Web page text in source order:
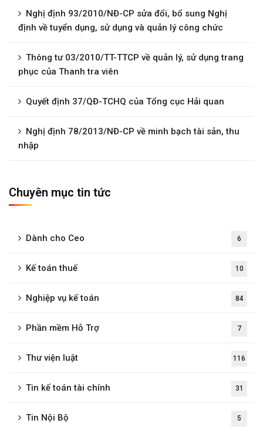
Nghị định 93/2010/NĐ-CP sửa đổi, bổ sung Nghị
định về tuyển dụng, sử dụng và quản lý công chức
Thông tư 03/2010/TT-TTCP về quản lý, sử dụng trang
phục của Thanh tra viên
Quyết định 37/QĐ-TCHQ của Tổng cục Hải quan
Nghị định 78/2013/NĐ-CP về minh bạch tài sản, thu
nhập
Chuyên mục tin tức
Dành cho Ceo 6
Kế toán thuế 10
Nghiệp vụ kế toán 84
Phần mềm Hỗ Trợ 7
Thư viện luật 116
Tin kế toán tài chính 31
Tin Nội Bộ 5